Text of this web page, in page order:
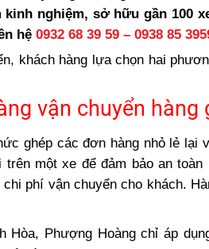
chuyến tại Phượng Hoàng
Hoàng
nghiệm, sở hữu gần 100
hệ 0932 68 39 59 – 0938 85
khách hàng lựa chọn hai
vận chuyển hàng
ghép các đơn hàng nhỏ lẻ lại
trên một xe để đảm bảo an
phí vận chuyển cho khách.
Hòa, Phượng Hoàng chỉ áp